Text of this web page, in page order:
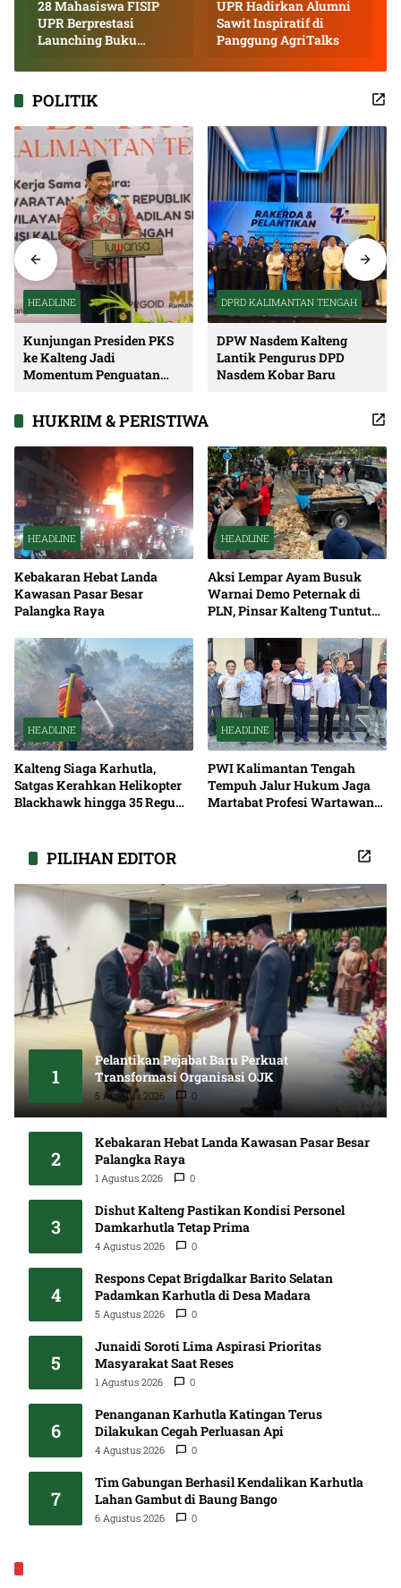
28 Mahasiswa FISIP
UPR Berprestasi
Launching Buku
UPR Hadirkan Alumni
Sawit Inspiratif di
Panggung AgriTalks
POLITIK
HEADLINE
Kunjungan Presiden PKS
ke Kalteng Jadi
Momentum Penguatan
DPRD KALIMANTAN TENGAH
DPW Nasdem Kalteng
Lantik Pengurus DPD
Nasdem Kobar Baru
HUKRIM & PERISTIWA
HEADLINE
Kebakaran Hebat Landa
Kawasan Pasar Besar
Palangka Raya
HEADLINE
Aksi Lempar Ayam Busuk
Warnai Demo Peternak di
PLN, Pinsar Kalteng Tuntut
HEADLINE
Kalteng Siaga Karhutla,
Satgas Kerahkan Helikopter
Blackhawk hingga 35 Regu
HEADLINE
PWI Kalimantan Tengah
Tempuh Jalur Hukum Jaga
Martabat Profesi Wartawan
PILIHAN EDITOR
1
Pelantikan Pejabat Baru Perkuat
Transformasi Organisasi OJK
5 Agustus 2026 0
2
Kebakaran Hebat Landa Kawasan Pasar Besar
Palangka Raya
1 Agustus 2026 0
3
Dishut Kalteng Pastikan Kondisi Personel
Damkarhutla Tetap Prima
4 Agustus 2026 0
4
Respons Cepat Brigdalkar Barito Selatan
Padamkan Karhutla di Desa Madara
5 Agustus 2026 0
5
Junaidi Soroti Lima Aspirasi Prioritas
Masyarakat Saat Reses
1 Agustus 2026 0
6
Penanganan Karhutla Katingan Terus
Dilakukan Cegah Perluasan Api
4 Agustus 2026 0
7
Tim Gabungan Berhasil Kendalikan Karhutla
Lahan Gambut di Baung Bango
6 Agustus 2026 0